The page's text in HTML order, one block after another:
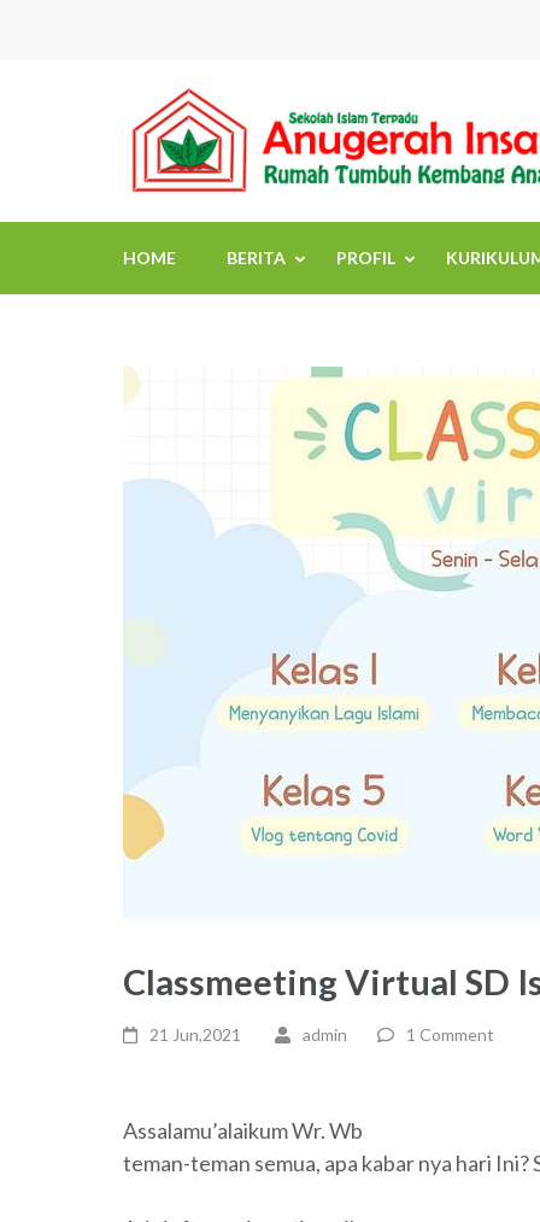
HOME BERITA PROFIL
Classmeeting Virtual SD
21 Jun,2021 admin 1 Comment
Assalamu’alaikum Wr. Wb
teman-teman semua, apa kabar nya hari Ini?